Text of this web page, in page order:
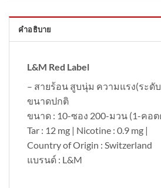
คำอธิบาย
L&M Red Label
– สายร้อน สูบนุ่ม ความแรง(ระดั
ขนาดปกติ
ขนาด : 10-ซอง 200-มวน (1-คอ
Tar : 12 mg | Nicotine : 0.9 mg |
Country of Origin : Switzerland
แบรนด์ : L&M